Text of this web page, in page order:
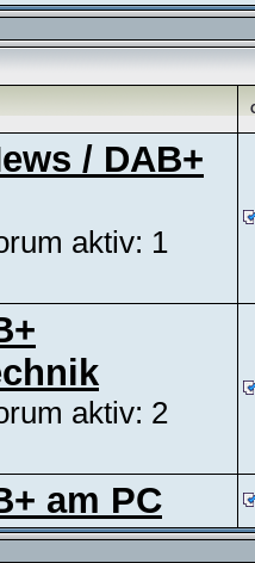
/ DAB+
aktiv: 1
aktiv: 2
am PC